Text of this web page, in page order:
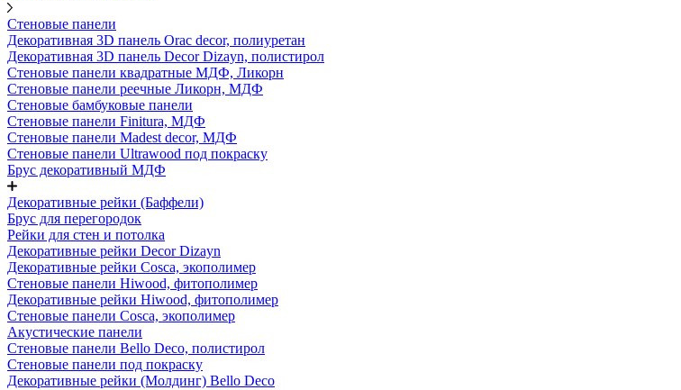
Стеновые панели
Декоративная 3D панель Orac decor, полиуретан
Декоративная 3D панель Decor Dizayn, полистирол
Стеновые панели квадратные МДФ, Ликорн
Стеновые панели реечные Ликорн, МДФ
Стеновые бамбуковые панели
Стеновые панели Finitura, МДФ
Стеновые панели Madest decor, МДФ
Стеновые панели Ultrawood под покраску
Брус декоративный МДФ
Декоративные рейки (Баффели)
Брус для перегородок
Рейки для стен и потолка
Декоративные рейки Decor Dizayn
Декоративные рейки Cosca, экополимер
Стеновые панели Hiwood, фитополимер
Декоративные рейки Hiwood, фитополимер
Стеновые панели Cosca, экополимер
Акустические панели
Стеновые панели Bello Deco, полистирол
Стеновые панели под покраску
Декоративные рейки (Молдинг) Bello Deco